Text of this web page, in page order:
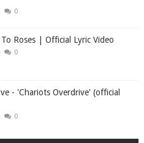
0
Roses | Official Lyric Video
0
- 'Chariots Overdrive' (official
0